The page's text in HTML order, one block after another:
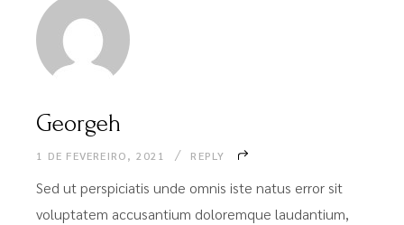
Georgeh
1 DE FEVEREIRO, 2021 REPLY
Sed ut perspiciatis unde omnis iste natus error sit
voluptatem accusantium doloremque laudantium,